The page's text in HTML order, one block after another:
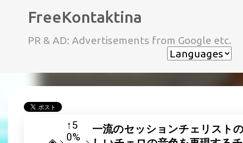
FreeKontaktina
PR & AD: Advertisements from Google etc.
↑5
0%
一流のセッションチェリスト